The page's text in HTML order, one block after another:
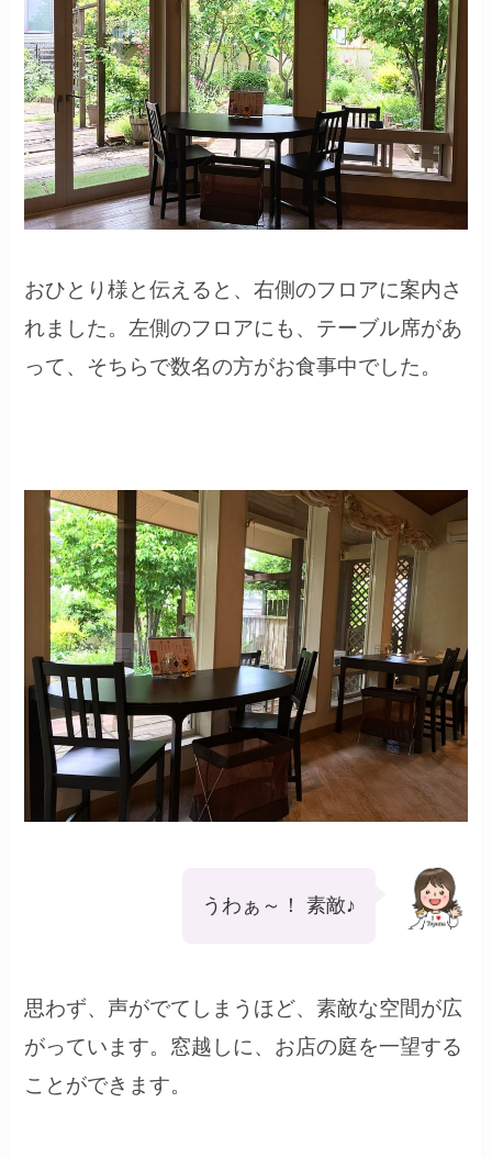
おひとり様と伝えると、右側のフロアに案内さ
れました。左側のフロアにも、テーブル席があ
って、そちらで数名の方がお食事中でした。
うわぁ～！ 素敵♪
思わず、声がでてしまうほど、素敵な空間が広
がっています。窓越しに、お店の庭を一望する
ことができます。